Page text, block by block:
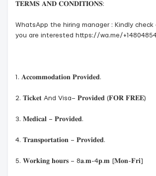
𝐓𝐄𝐑𝐌𝐒 𝐀𝐍𝐃 𝐂𝐎𝐍𝐃𝐈𝐓𝐈𝐎𝐍𝐒:
WhatsApp the hiring manager : Kindly
you are interested https://wa.me/
1. 𝐀𝐜𝐜𝐨𝐦𝐦𝐨𝐝𝐚𝐭𝐢𝐨𝐧 𝐏𝐫𝐨𝐯𝐢𝐝𝐞𝐝.
2. 𝐓𝐢𝐜𝐤𝐞𝐭 And Visa– 𝐏𝐫𝐨𝐯𝐢𝐝𝐞𝐝 (𝐅𝐎𝐑 𝐅𝐑𝐄𝐄)
3. 𝐌𝐞𝐝𝐢𝐜𝐚𝐥 – 𝐏𝐫𝐨𝐯𝐢𝐝𝐞𝐝.
4. 𝐓𝐫𝐚𝐧𝐬𝐩𝐨𝐫𝐭𝐚𝐭𝐢𝐨𝐧 – 𝐏𝐫𝐨𝐯𝐢𝐝𝐞𝐝.
5. 𝐖𝐨𝐫𝐤𝐢𝐧𝐠 𝐡𝐨𝐮𝐫𝐬 – 8𝐚.𝐦-4𝐩.𝐦 [𝐌𝐨𝐧-𝐅𝐫𝐢]